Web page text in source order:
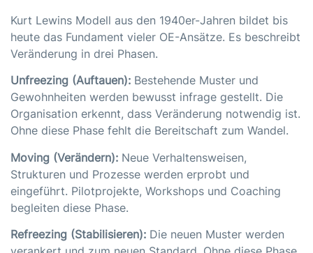
Kurt Lewins Modell aus den 1940er-Jahren bildet bis
heute das Fundament vieler OE-Ansätze. Es beschreibt
Veränderung in drei Phasen.
Unfreezing (Auftauen): Bestehende Muster und
Gewohnheiten werden bewusst infrage gestellt. Die
Organisation erkennt, dass Veränderung notwendig ist.
Ohne diese Phase fehlt die Bereitschaft zum Wandel.
Moving (Verändern): Neue Verhaltensweisen,
Strukturen und Prozesse werden erprobt und
eingeführt. Pilotprojekte, Workshops und Coaching
begleiten diese Phase.
Refreezing (Stabilisieren): Die neuen Muster werden